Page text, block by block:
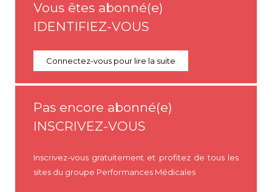
Vous êtes abonné(e)
IDENTIFIEZ-VOUS
Connectez-vous pour lire la suite
Pas encore abonné(e)
INSCRIVEZ-VOUS
Inscrivez-vous gratuitement et profitez de tous les
sites du groupe Performances Médicales